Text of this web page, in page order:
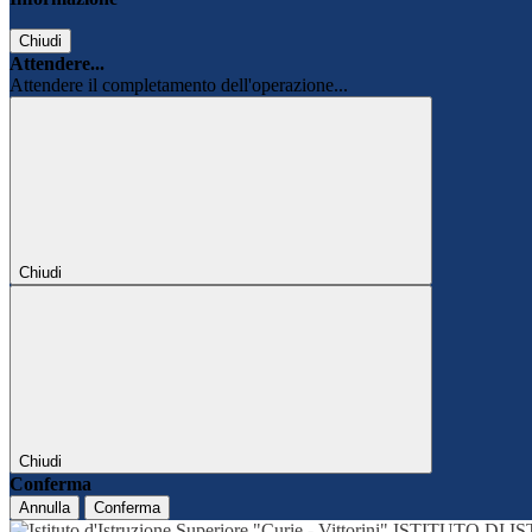
Chiudi
Attendere...
Attendere il completamento dell'operazione...
Chiudi
Chiudi
Conferma
Annulla Conferma